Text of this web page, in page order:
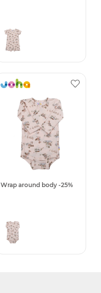
Wrap around body -25%